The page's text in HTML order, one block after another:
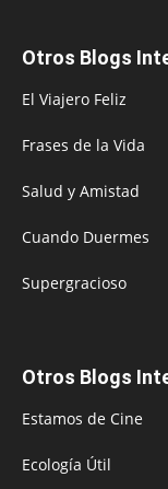
Otros Blogs
El Viajero Feliz
Frases de la Vida
Salud y Amistad
Cuando Duermes
Supergracioso
Otros Blogs
Estamos de Cine
Ecología Útil